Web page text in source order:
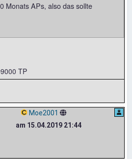
Monats APs, also das sollte
TP
Moe2001
am 15.04.2019 21:44